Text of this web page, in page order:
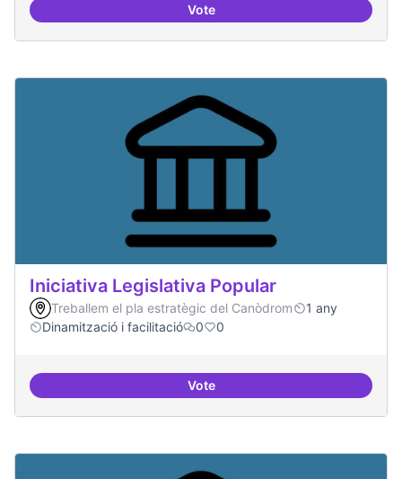
VoteBar obert i dinamitzat
Iniciativa Legislativa Popular
Treballem el pla estratègic del Canòdrom
1 any
Dinamització i facilitació
0 0
VoteIniciativa Legislativa Popular